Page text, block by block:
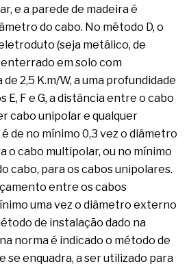
e a parede de madeira é
do cabo. No método D, o
(seja metálico, de
em solo com
2,5 K.m/W, a uma profundidade
E, F e G, a distância entre o cabo
cabo unipolar e qualquer
de no mínimo 0,3 vez o diâmetro
o cabo multipolar, ou no mínimo
cabo, para os cabos unipolares.
entre os cabos
uma vez o diâmetro externo
de instalação dado na
norma é indicado o método de
se enquadra, a ser utilizado para